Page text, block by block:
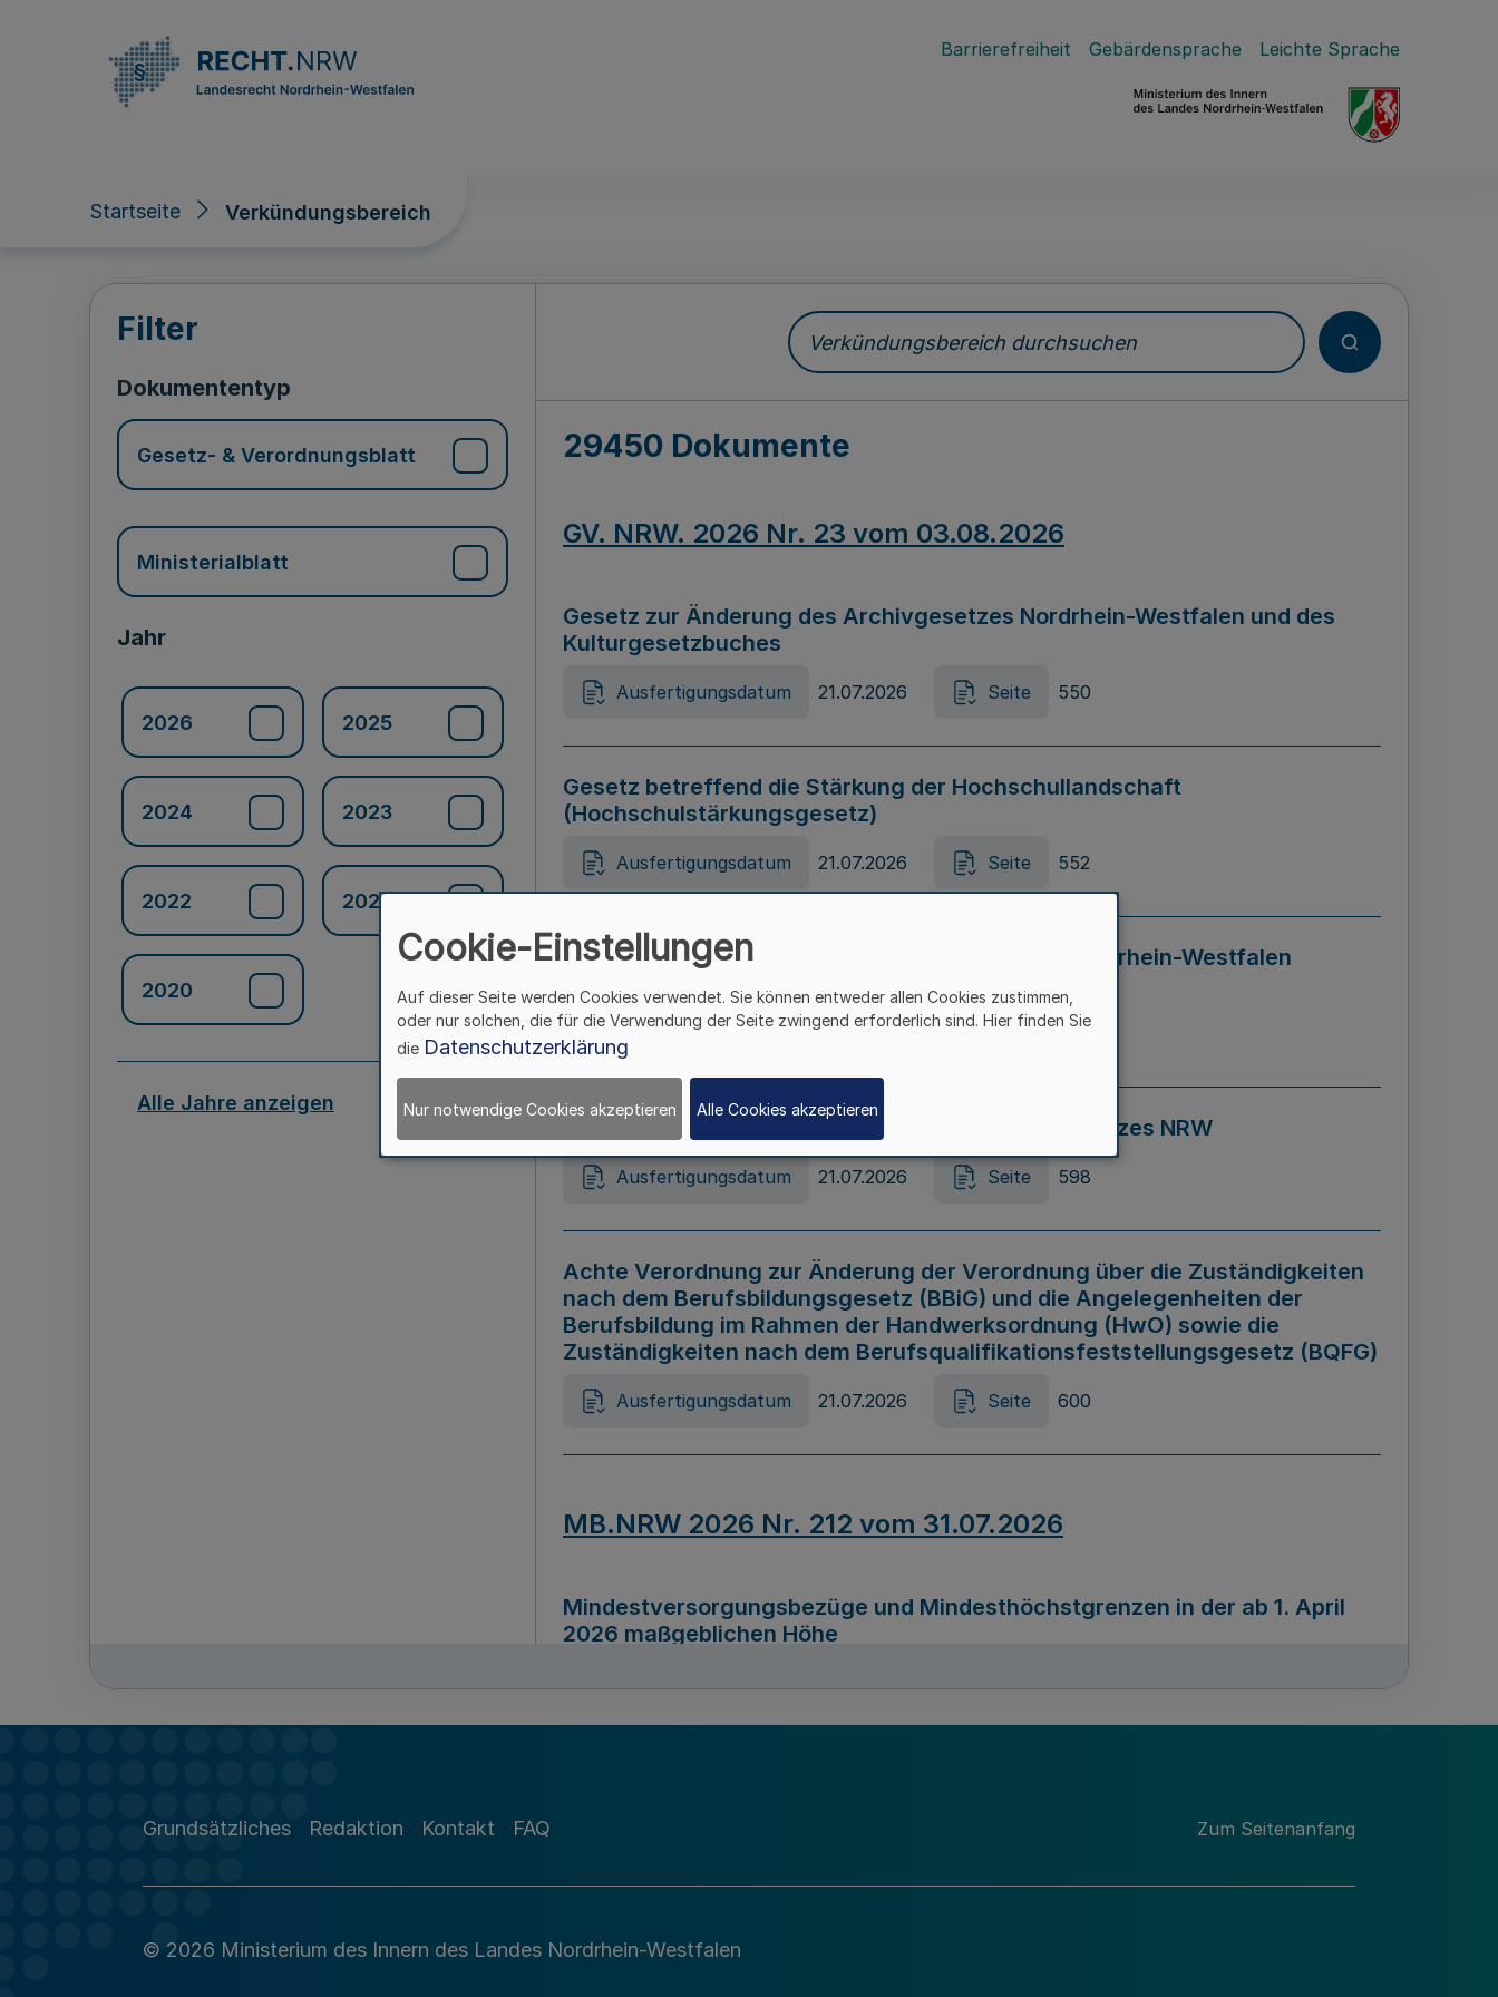
Barrierefreiheit Gebärdensprache Leichte Sprache
Startseite Verkündungsbereich
Verkündungsbereich
Filter
Dokumententyp
Gesetz- & Verordnungsblatt
Ministerialblatt
Jahr
2026 2025
2024 2023
2022 2021
2020
Alle Jahre anzeigen
Verkündungsbereich durchsuchen
29450 Dokumente
GV. NRW. 2026 Nr. 23 vom 03.08.2026
Gesetz zur Änderung des Archivgesetzes Nordrhein-Westfalen und des
Kulturgesetzbuches
Ausfertigungsdatum 21.07.2026 Seite 550
Gesetz betreffend die Stärkung der Hochschullandschaft
(Hochschulstärkungsgesetz)
Ausfertigungsdatum 21.07.2026 Seite 552
Gesetz zur Vermeidung von Diskriminierung in Nordrhein-Westfalen
(Landesantidiskriminierungsgesetz – LADG NRW)
Ausfertigungsdatum 21.07.2026 Seite 595
Gesetz zur Änderung des Online-Casinospiel Gesetzes NRW
Ausfertigungsdatum 21.07.2026 Seite 598
Achte Verordnung zur Änderung der Verordnung über die Zuständigkeiten
nach dem Berufsbildungsgesetz (BBiG) und die Angelegenheiten der
Berufsbildung im Rahmen der Handwerksordnung (HwO) sowie die
Zuständigkeiten nach dem Berufsqualifikationsfeststellungsgesetz (BQFG)
Ausfertigungsdatum 21.07.2026 Seite 600
MB.NRW 2026 Nr. 212 vom 31.07.2026
Mindestversorgungsbezüge und Mindesthöchstgrenzen in der ab 1. April
2026 maßgeblichen Höhe
Richtlinie zur Durchführung des Förderprogramms „Mittelstand Innovativ &
Grundsätzliches Redaktion Kontakt FAQ Zum Seitenanfang
© 2026 Ministerium des Innern des Landes Nordrhein-Westfalen
Cookie-Einstellungen
Auf dieser Seite werden Cookies verwendet. Sie können entweder allen Cookies zustimmen,
oder nur solchen, die für die Verwendung der Seite zwingend erforderlich sind. Hier finden Sie
die Datenschutzerklärung
Nur notwendige Cookies akzeptieren Alle Cookies akzeptieren